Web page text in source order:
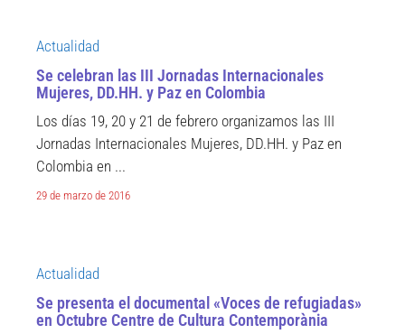
Actualidad
Se celebran las III Jornadas Internacionales
Mujeres, DD.HH. y Paz en Colombia
Los días 19, 20 y 21 de febrero organizamos las III
Jornadas Internacionales Mujeres, DD.HH. y Paz en
Colombia en ...
29 de marzo de 2016
Actualidad
Se presenta el documental «Voces de refugiadas»
en Octubre Centre de Cultura Contemporània